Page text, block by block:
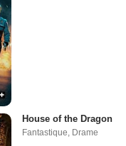
House of the Dragon
Fantastique, Drame